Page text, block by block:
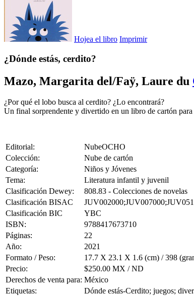
Hojea el libro Imprimir
¿Dónde estás, cerdito?
Mazo, Margarita del/Faÿ, Laure du
¿Por qué el lobo busca al cerdito? ¿Lo encontrará?
Un final sorprendente y divertido en un libro de cartón para
Editorial:
NubeOCHO
Colección:
Nube de cartón
Categoría:
Niños y Jóvenes
Tema:
Literatura infantil y juvenil
Clasificación Dewey:
808.83 - Colecciones de novelas
Clasificación BISAC
Clasificación BIC
YBC
ISBN:
9788417673710
Páginas:
22
Año:
2021
Formato / Peso:
17.7 X 23.1 X 1.6 (cm) / 398
Precio:
$250.00 MX / ND
Derechos de venta para: México
Etiquetas:
Dónde estás-Cerdito; juegos;